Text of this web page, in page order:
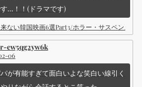
...！！(ドラマです)
来ない韓国映画6選Part3/ホラー・サスペンス
ew5qg2yw6k
06
が有能すぎて面白いよな笑白い線引く